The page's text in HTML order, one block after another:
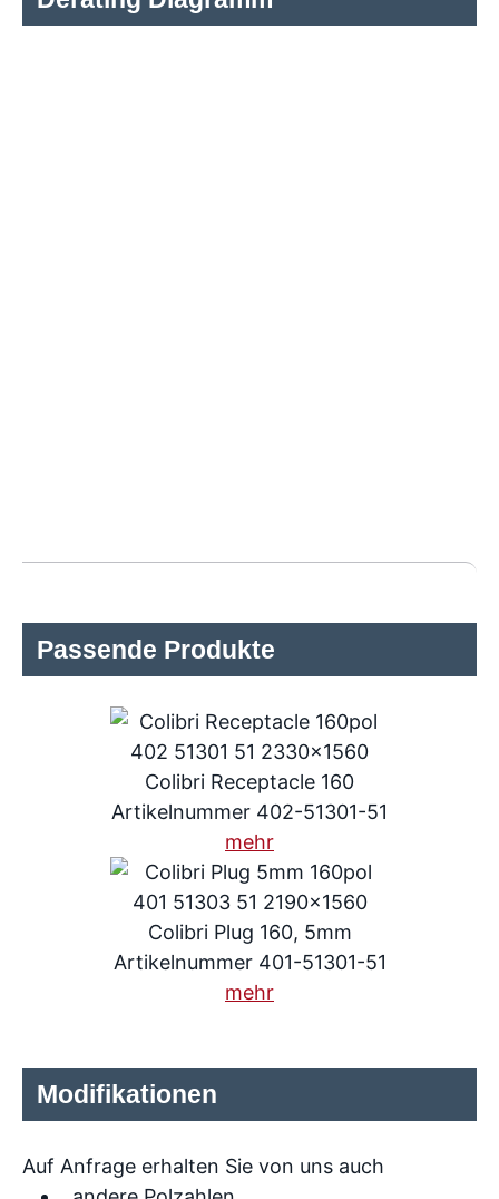
Passende Produkte
Colibri Receptacle 160
Artikelnummer 402-51301-51
mehr
Colibri Plug 160, 5mm
Artikelnummer 401-51301-51
mehr
Modifikationen
Auf Anfrage erhalten Sie von uns auch